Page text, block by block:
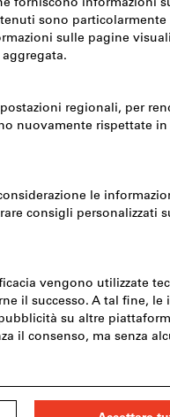
Tutti i filtri